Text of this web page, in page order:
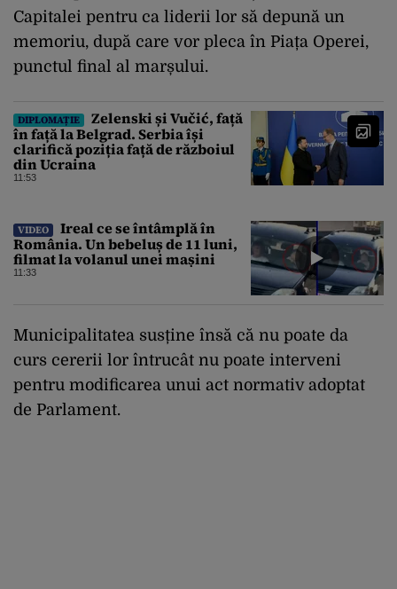
Capitalei pentru ca liderii lor să depună un
memoriu, după care vor pleca în Piața Operei,
punctul final al marșului.
DIPLOMAȚIE
Zelenski și Vučić, față
în față la Belgrad. Serbia își
clarifică poziția față de războiul
din Ucraina
11:53
VIDEO
Ireal ce se întâmplă în
România. Un bebeluș de 11 luni,
filmat la volanul unei mașini
11:33
Municipalitatea susține însă că nu poate da
curs cererii lor întrucât nu poate interveni
pentru modificarea unui act normativ adoptat
de Parlament.